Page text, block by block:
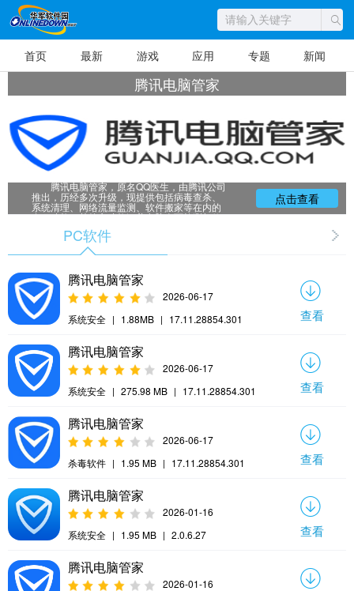
首页 最新 游戏 应用 专题 新闻
腾讯电脑管家
腾讯电脑管家，原名QQ医生，由腾讯公司
推出，历经多次升级，现提供包括病毒查杀、
系统清理、网络流量监测、软件搬家等在内的
多项功能。其核心功能涵盖电脑全面检测与修
复、勒索病毒拦截、系统急救、QQ账号保护及
上网环境净化。此外，还具备智能清理、软件
管理、硬件检测、防蓝光模式和AI应用等特色
垃圾清理和软件管理于一体，是用户优选的电
脑管理软件。
点击查看
PC软件
腾讯电脑管家
2026-06-17
系统安全 | 1.88MB | 17.11.28854.301 查看
腾讯电脑管家
2026-06-17
系统安全 | 275.98 MB | 17.11.28854.301 查看
腾讯电脑管家
2026-06-17
杀毒软件 | 1.95 MB | 17.11.28854.301 查看
腾讯电脑管家
2026-01-16
系统安全 | 1.95 MB | 2.0.6.27 查看
腾讯电脑管家
2026-01-16